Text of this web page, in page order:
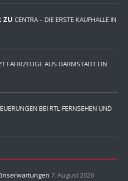
ZU CENTRA – DIE ERSTE KAUFHALLE IN
FAHRZEUGE AUS DARMSTADT EIN
BEI RTL-FERNSEHEN UND
7. August 2026